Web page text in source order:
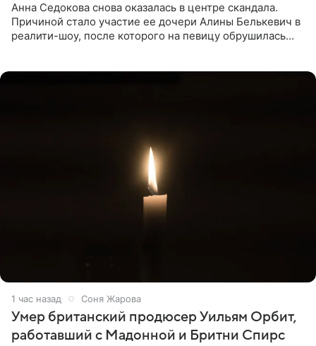
Анна Седокова снова оказалась в центре скандала.
Причиной стало участие ее дочери Алины Белькевич в
реалити-шоу, после которого на певицу обрушилась
1 час назад Соня Жарова
Умер британский продюсер Уильям Орбит,
работавший с Мадонной и Бритни Спирс